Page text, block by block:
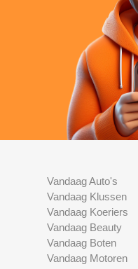
Vandaag Auto's
Vandaag Klussen
Vandaag Koeriers
Vandaag Beauty
Vandaag Boten
Vandaag Motoren